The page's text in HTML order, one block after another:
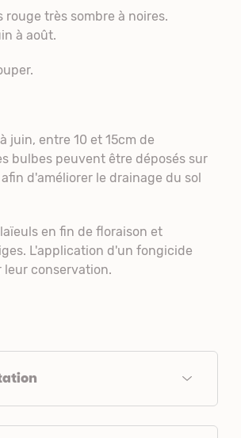
rouge très sombre à noires.
à août.
juin, entre 10 et 15cm de
bulbes peuvent être déposés sur
d'améliorer le drainage du sol
en fin de floraison et
L'application d'un fongicide
leur conservation.